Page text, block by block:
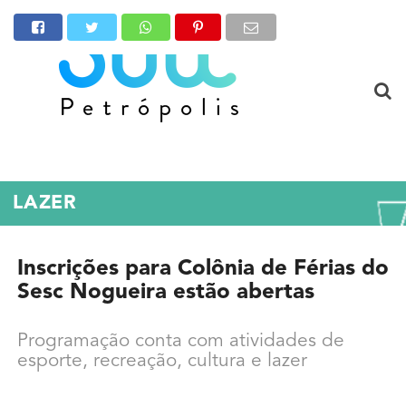
LAZER
Inscrições para Colônia de Férias do
Sesc Nogueira estão abertas
Programação conta com atividades de
esporte, recreação, cultura e lazer